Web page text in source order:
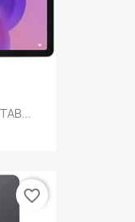
favorite_border